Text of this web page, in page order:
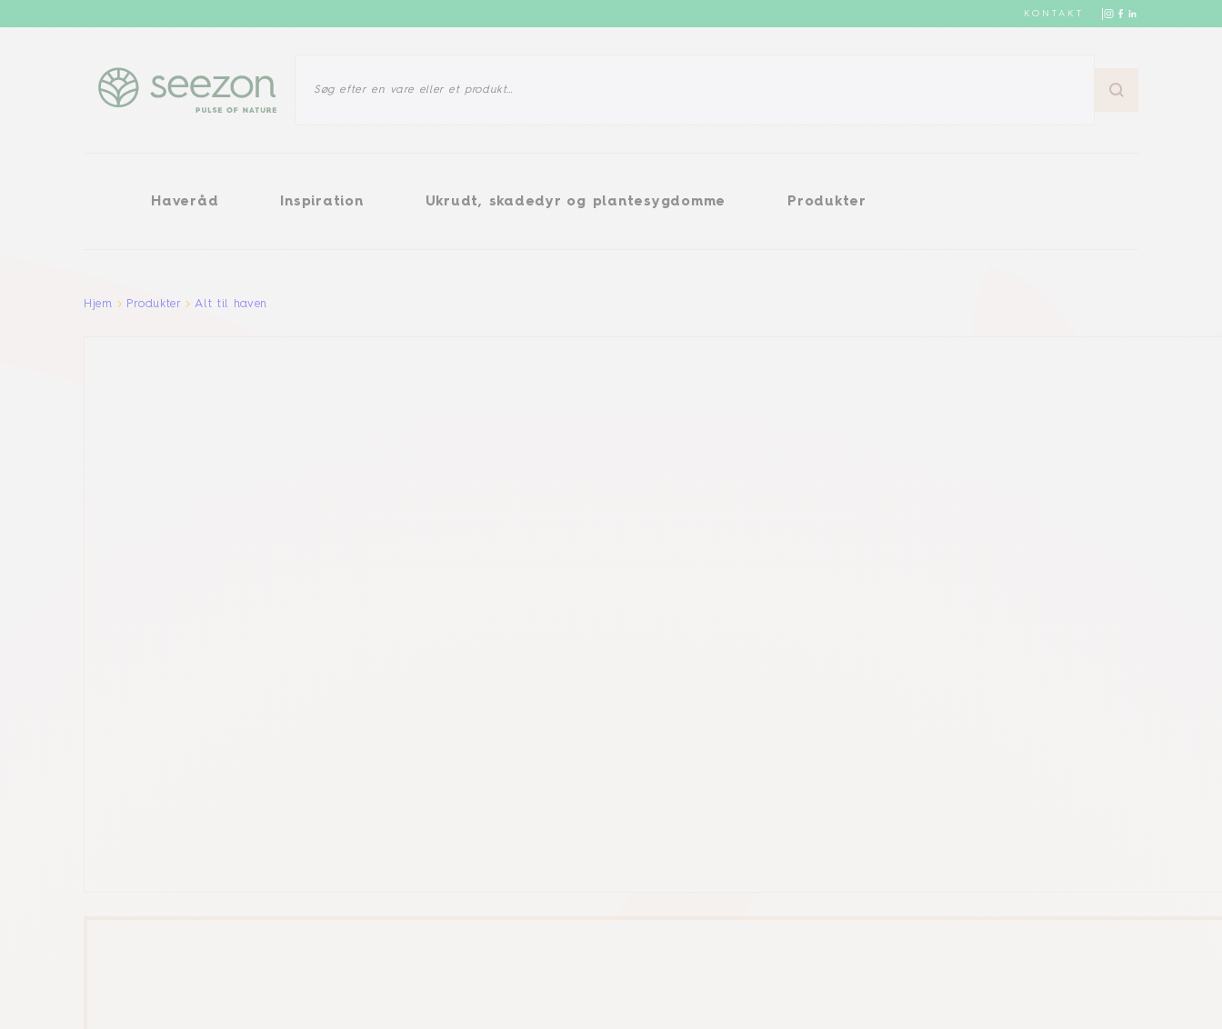
KONTAKT
Haveråd Inspiration Ukrudt, skadedyr og plantesygdomme Produkter
HaverådInspirationUkrudt, skadedyr og plantesygdommeProdukter
Hjem Produkter Alt til haven